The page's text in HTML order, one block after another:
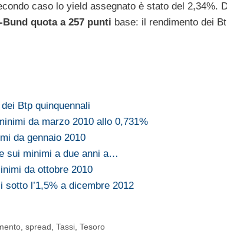
caso lo yield assegnato è stato del 2,34%.
quota a 257 punti base: il rendimento dei
Btp quinquennali
da marzo 2010 allo 0,731%
da gennaio 2010
sui minimi a due anni a…
da ottobre 2010
sotto l’1,5% a dicembre 2012
,spread ,Tassi ,Tesoro